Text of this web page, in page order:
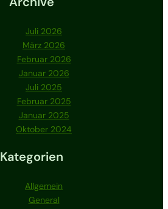
Juli 2026
März 2026
Februar 2026
Januar 2026
Juli 2025
Februar 2025
Januar 2025
Oktober 2024
Kategorien
Allgemein
General